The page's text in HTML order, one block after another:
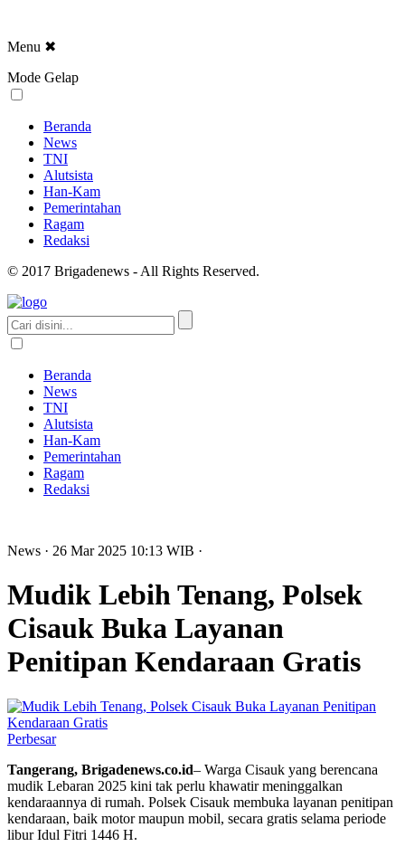
Menu ✖
Mode Gelap
Beranda
News
TNI
Alutsista
Han-Kam
Pemerintahan
Ragam
Redaksi
© 2017 Brigadenews - All Rights Reserved.
Beranda
News
TNI
Alutsista
Han-Kam
Pemerintahan
Ragam
Redaksi
News · 26 Mar 2025 10:13 WIB ·
Mudik Lebih Tenang, Polsek
Cisauk Buka Layanan
Penitipan Kendaraan Gratis
Perbesar
Tangerang, Brigadenews.co.id– Warga Cisauk yang berencana
mudik Lebaran 2025 kini tak perlu khawatir meninggalkan
kendaraannya di rumah. Polsek Cisauk membuka layanan penitipan
kendaraan, baik motor maupun mobil, secara gratis selama periode
libur Idul Fitri 1446 H.